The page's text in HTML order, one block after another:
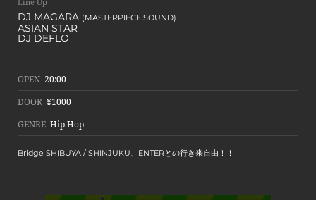
DJ MAGARA (MASTERPIECE SOUND)
ASIAN STAR
DJ DEFLO
OPEN 20:00
DOOR ¥1000
GENRE Hip Hop
Bridge SHIBUYA / SHINJUKU、ENTERとの行き来自由！！